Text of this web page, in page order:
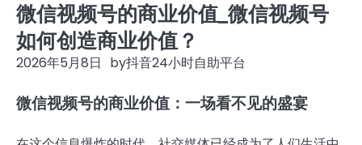
微信视频号的商业价值_微信视频号
如何创造商业价值？
2026年5月8日 by抖音24小时自助平台
微信视频号的商业价值：一场看不见的盛宴